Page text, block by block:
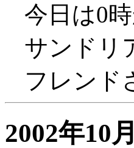
今日は0
サンドリ
フレンド
2002年10